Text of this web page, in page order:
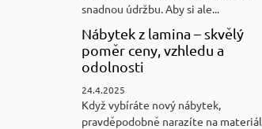
snadnou údržbu. Aby si ale...
Nábytek z lamina – skvělý
poměr ceny, vzhledu a
odolnosti
24.4.2025
Když vybíráte nový nábytek,
pravděpodobně narazíte na materiál